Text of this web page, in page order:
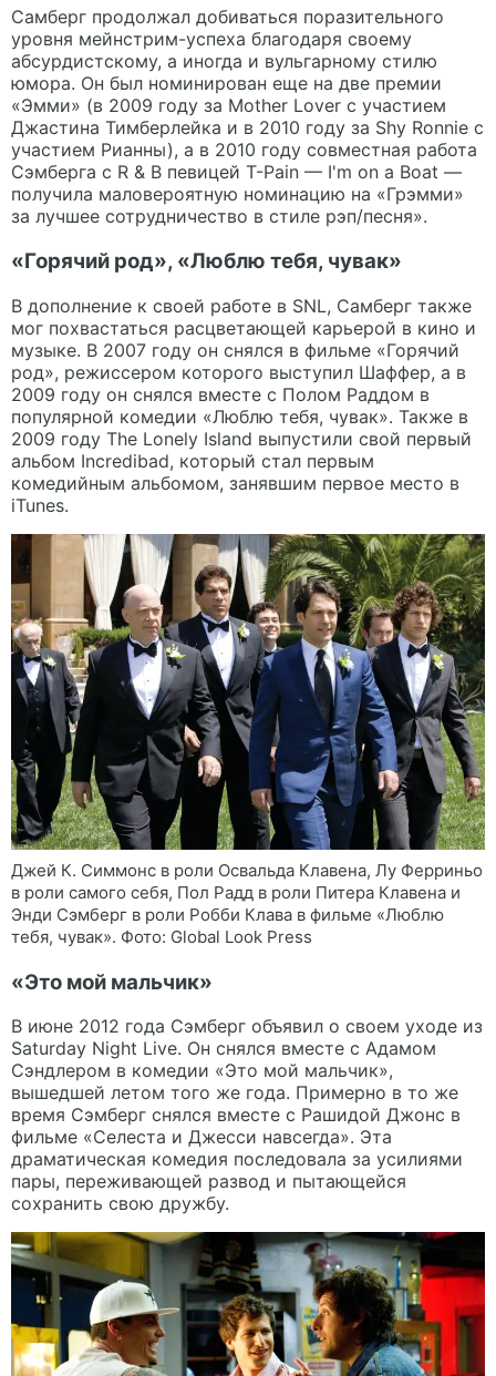
Самберг продолжал добиваться поразительного
уровня мейнстрим-успеха благодаря своему
абсурдистскому, а иногда и вульгарному стилю
юмора. Он был номинирован еще на две премии
«Эмми» (в 2009 году за Mother Lover с участием
Джастина Тимберлейка и в 2010 году за Shy Ronnie с
участием Рианны), а в 2010 году совместная работа
Сэмберга с R & B певицей T-Pain — I'm on a Boat —
получила маловероятную номинацию на «Грэмми»
за лучшее сотрудничество в стиле рэп/песня».
«Горячий род», «Люблю тебя, чувак»
В дополнение к своей работе в SNL, Самберг также
мог похвастаться расцветающей карьерой в кино и
музыке. В 2007 году он снялся в фильме «Горячий
род», режиссером которого выступил Шаффер, а в
2009 году он снялся вместе с Полом Раддом в
популярной комедии «Люблю тебя, чувак». Также в
2009 году The Lonely Island выпустили свой первый
альбом Incredibad, который стал первым
комедийным альбомом, занявшим первое место в
iTunes.
Джей К. Симмонс в роли Освальда Клавена, Лу Ферриньо
в роли самого себя, Пол Радд в роли Питера Клавена и
Энди Сэмберг в роли Робби Клава в фильме «Люблю
тебя, чувак». Фото: Global Look Press
«Это мой мальчик»
В июне 2012 года Сэмберг объявил о своем уходе из
Saturday Night Live. Он снялся вместе с Адамом
Сэндлером в комедии «Это мой мальчик»,
вышедшей летом того же года. Примерно в то же
время Сэмберг снялся вместе с Рашидой Джонс в
фильме «Селеста и Джесси навсегда». Эта
драматическая комедия последовала за усилиями
пары, переживающей развод и пытающейся
сохранить свою дружбу.